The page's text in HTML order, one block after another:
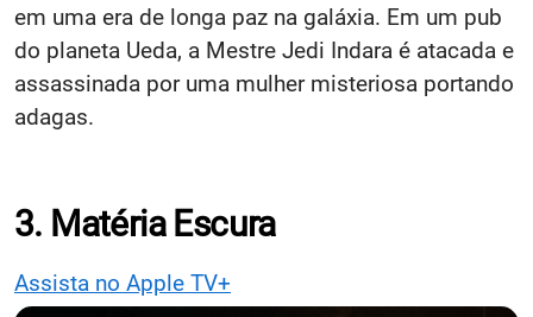
em uma era de longa paz na galáxia. Em um pub
do planeta Ueda, a Mestre Jedi Indara é atacada e
assassinada por uma mulher misteriosa portando
adagas.
3. Matéria Escura
Assista no Apple TV+